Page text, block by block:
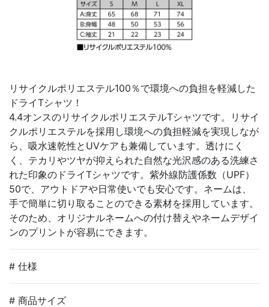
リサイクルポリエステル100％で環境への負担を軽減した
ドライTシャツ！
4.4オンスのリサイクルポリエステルTシャツです。リサイ
クルポリエステルを採用し環境への負担軽減を実現しなが
ら、吸水速乾性とUVケアも兼備しています。透けにく
く、テカリやツヤが抑えられた自然な光沢感のある洗練さ
れた印象のドライTシャツです。紫外線防護係数（UPF）
50で、アウトドアや日常使いでも安心です。ネームは、
手で簡単に切り取ることのできる素材を採用しています。
そのため、オリジナルネームへの付け替えやネームデザイ
ンのプリントが容易にできます。
# 仕様
# 商品サイズ